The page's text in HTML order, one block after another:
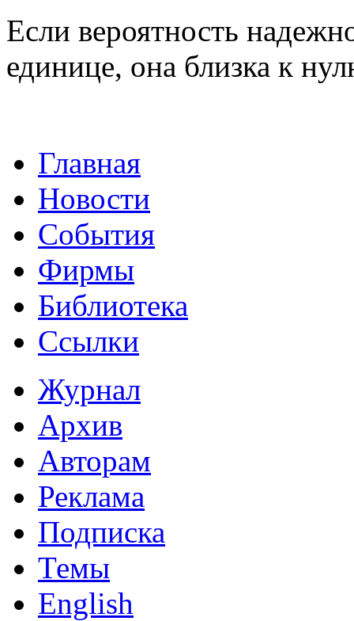
Если вероятность
единице, она близка к
Главная
Новости
События
Фирмы
Библиотека
Ссылки
Журнал
Архив
Авторам
Реклама
Подписка
Темы
English